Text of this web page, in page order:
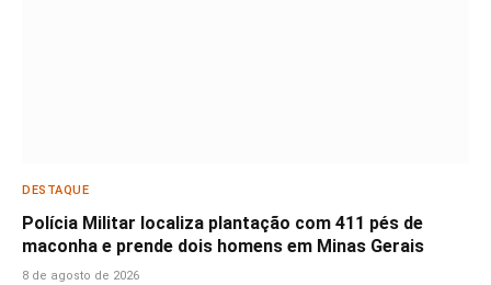
DESTAQUE
Polícia Militar localiza plantação com 411 pés de
maconha e prende dois homens em Minas Gerais
8 de agosto de 2026